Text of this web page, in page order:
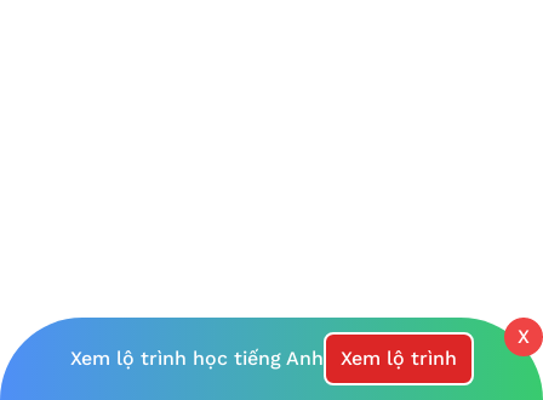
Xem lộ trình học tiếng Anh Xem lộ trình
X